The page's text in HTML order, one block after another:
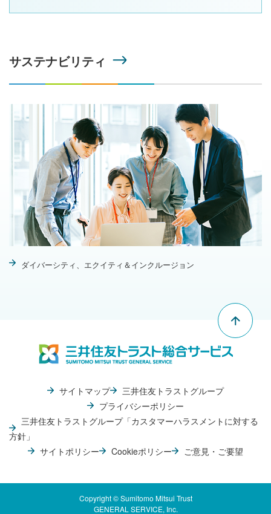
サステナビリティ
ダイバーシティ、エクイティ＆インクルージョン
サイトマップ
三井住友トラストグループ
プライバシーポリシー
三井住友トラストグループ「カスタマーハラスメントに対する
方針」
サイトポリシー
Cookieポリシー ご意見・ご要望
Copyright © Sumitomo Mitsui Trust
GENERAL SERVICE, Inc.